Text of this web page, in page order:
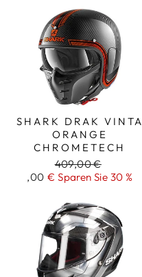
SHARK DRAK VINTA
ORANGE
CHROMETECH
Regulärer
Preis
409,00 €
Aktionspreis
,00 € Sparen Sie 30 %